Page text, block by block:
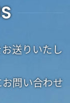
送りいたし
問い合わせ